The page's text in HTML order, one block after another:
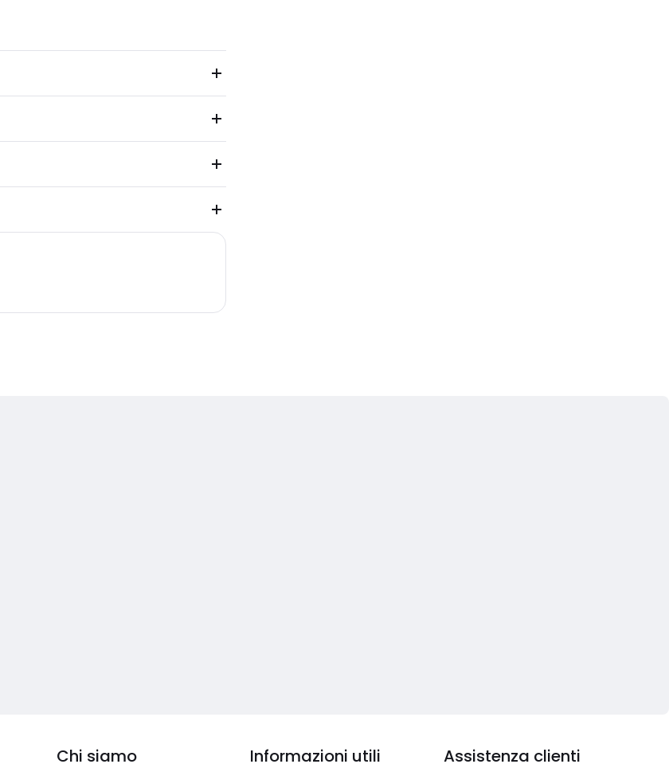
Chi siamo Informazioni utili Assistenza clienti